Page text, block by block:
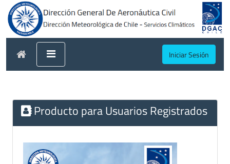
Iniciar Sesión
Producto para Usuarios Registrados